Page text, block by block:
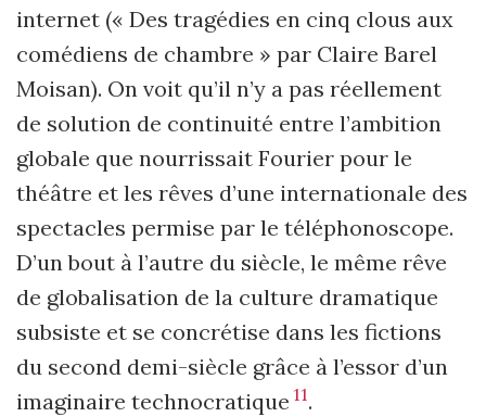
internet (« Des tragédies en cinq clous aux
comédiens de chambre » par Claire Barel
Moisan). On voit qu’il n’y a pas réellement
de solution de continuité entre l’ambition
globale que nourrissait Fourier pour le
théâtre et les rêves d’une internationale des
spectacles permise par le téléphonoscope.
D’un bout à l’autre du siècle, le même rêve
de globalisation de la culture dramatique
subsiste et se concrétise dans les fictions
du second demi-siècle grâce à l’essor d’un
imaginaire technocratique 11.